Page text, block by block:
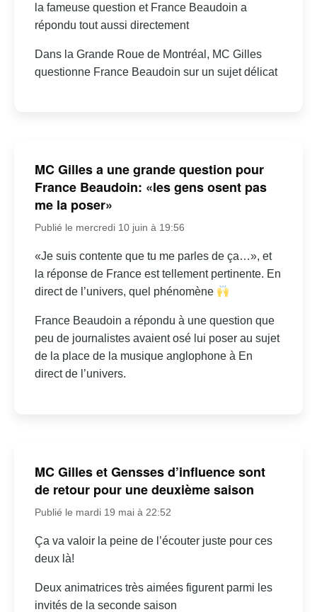
la fameuse question et France Beaudoin a
répondu tout aussi directement
Dans la Grande Roue de Montréal, MC Gilles
questionne France Beaudoin sur un sujet délicat
MC Gilles a une grande question pour
France Beaudoin: «les gens osent pas
me la poser»
Publié le mercredi 10 juin à 19:56
«Je suis contente que tu me parles de ça…», et
la réponse de France est tellement pertinente. En
direct de l’univers, quel phénomène
France Beaudoin a répondu à une question que
peu de journalistes avaient osé lui poser au sujet
de la place de la musique anglophone à En
direct de l’univers.
MC Gilles et Gensses d’influence sont
de retour pour une deuxième saison
Publié le mardi 19 mai à 22:52
Ça va valoir la peine de l’écouter juste pour ces
deux là!
Deux animatrices très aimées figurent parmi les
invités de la seconde saison